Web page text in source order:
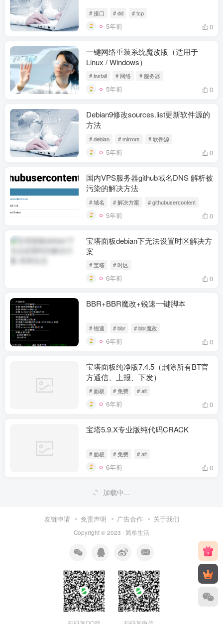
# 接口 # dd # tcp
5年前 0
一键网络重装系统魔改版（适用于
Linux / Windows）
# install # 网络 # 服务器
5年前 0
Debian9修改sources.list更新软件源的
方法
# debian # mirrors # 软件源
5年前 0
国内VPS服务器github域名DNS 解析被
污染的解决方法
# 域名 # 解决方案 # githubusercontent
5年前 0
宝塔面板debian下无法设置时区解决方
案
# 宝塔 # 时区
6年前 0
BBR+BBR魔改+锐速一键脚本
# 锐速 # bbr # bbr魔改
6年前 0
宝塔面板纯净版7.4.5（删除所有BT官
方通信、上报、下发）
# 面板 # 免费 # alt
6年前 0
宝塔5.9.X专业版纯代码CRACK
# 面板 # 免费 # alt
6年前 0
S*S面板前后端安装教程
# 面板 # alt # https
7年前
免费申请使用IBM Cloud Lite(轻量套
7年前 0
搬瓦工(Bandwagon Host) 最新可访问